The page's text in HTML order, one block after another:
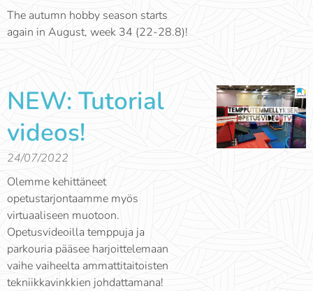
The autumn hobby season starts
again in August, week 34 (22-28.8)!
NEW: Tutorial
videos!
24/07/2022
Olemme kehittäneet
opetustarjontaamme myös
virtuaaliseen muotoon.
Opetusvideoilla temppuja ja
parkouria pääsee harjoittelemaan
vaihe vaiheelta ammattitaitoisten
tekniikkavinkkien johdattamana!